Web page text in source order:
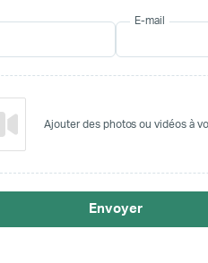
E-mail
Ajouter des photos ou vidéos à
Envoyer